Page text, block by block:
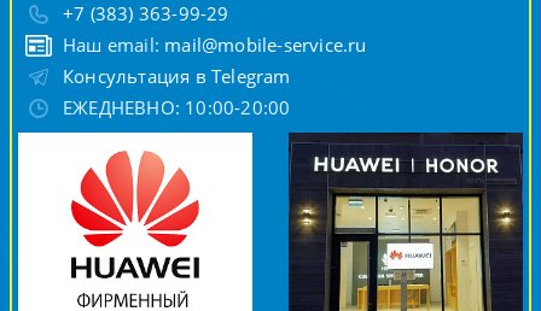
+7 (383) 363-99-29
Наш email: mail@mobile-service.ru
Консультация в Telegram
ЕЖЕДНЕВНО: 10:00-20:00